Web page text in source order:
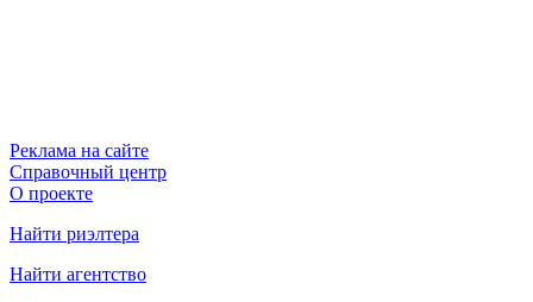
Реклама на сайте
Справочный центр
О проекте
Найти риэлтера
Найти агентство